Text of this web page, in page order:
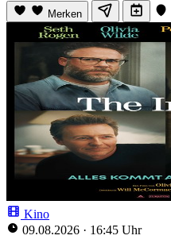
Merken
Kino
09.08.2026 · 16:45 Uhr